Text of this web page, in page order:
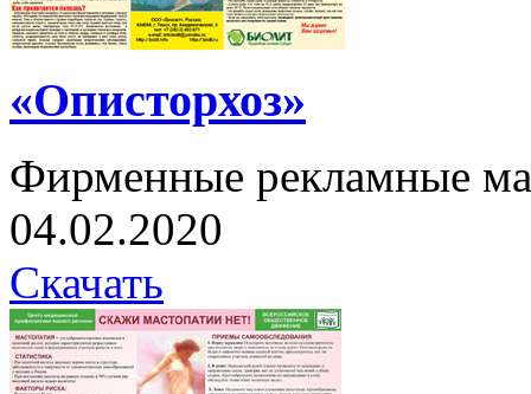
«Описторхоз»
Фирменные рекламные
04.02.2020
Скачать